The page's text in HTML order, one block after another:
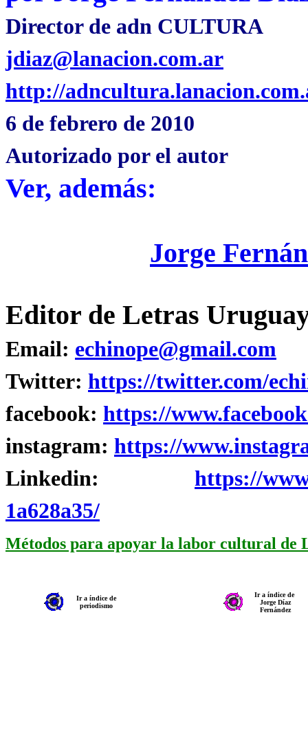
Director de adn CULTURA
jdiaz@lanacion.com.ar
http://
6 de febrero de 2010
Autorizado por el autor
Ver, además:
Jorge
Editor de Letras
Email: echinope@gmail.com
Twitter: https://twitter.com/
facebook: https://
instagram: https://
Linkedin: https://
1a628a35/
Métodos para apoyar la labor cultural de
Ir a índice de
periodismo
Ir a índice de
Jorge Díaz
Fernández